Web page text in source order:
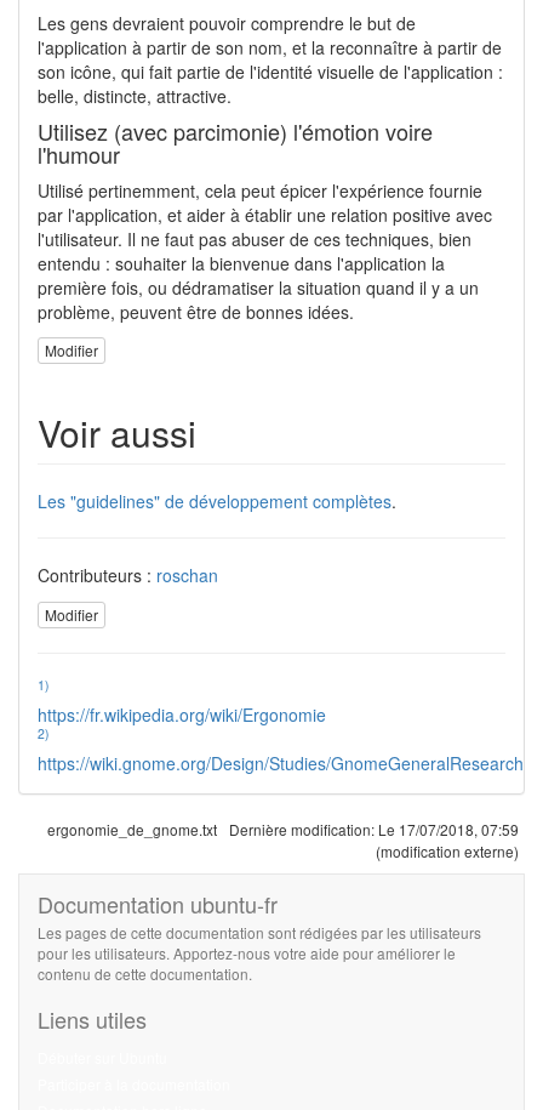
Les gens devraient pouvoir comprendre le but de
l'application à partir de son nom, et la reconnaître à partir de
son icône, qui fait partie de l'identité visuelle de l'application :
belle, distincte, attractive.
Utilisez (avec parcimonie) l'émotion voire
l'humour
Utilisé pertinemment, cela peut épicer l'expérience fournie
par l'application, et aider à établir une relation positive avec
l'utilisateur. Il ne faut pas abuser de ces techniques, bien
entendu : souhaiter la bienvenue dans l'application la
première fois, ou dédramatiser la situation quand il y a un
problème, peuvent être de bonnes idées.
Modifier
Voir aussi
Les "guidelines" de développement complètes.
Contributeurs : roschan
Modifier
1)
https://fr.wikipedia.org/wiki/Ergonomie
2)
https://wiki.gnome.org/Design/Studies/GnomeGeneralResearch
ergonomie_de_gnome.txt Dernière modification: Le 17/07/2018, 07:59
(modification externe)
Documentation ubuntu-fr
Les pages de cette documentation sont rédigées par les utilisateurs
pour les utilisateurs. Apportez-nous votre aide pour améliorer le
contenu de cette documentation.
Liens utiles